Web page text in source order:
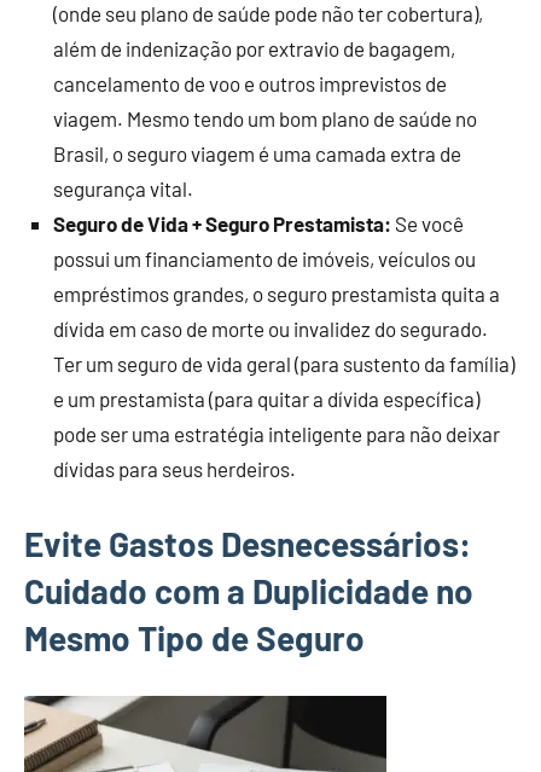
(onde seu plano de saúde pode não ter cobertura),
além de indenização por extravio de bagagem,
cancelamento de voo e outros imprevistos de
viagem. Mesmo tendo um bom plano de saúde no
Brasil, o seguro viagem é uma camada extra de
segurança vital.
Seguro de Vida + Seguro Prestamista: Se você
possui um financiamento de imóveis, veículos ou
empréstimos grandes, o seguro prestamista quita a
dívida em caso de morte ou invalidez do segurado.
Ter um seguro de vida geral (para sustento da família)
e um prestamista (para quitar a dívida específica)
pode ser uma estratégia inteligente para não deixar
dívidas para seus herdeiros.
Evite Gastos Desnecessários:
Cuidado com a Duplicidade no
Mesmo Tipo de Seguro